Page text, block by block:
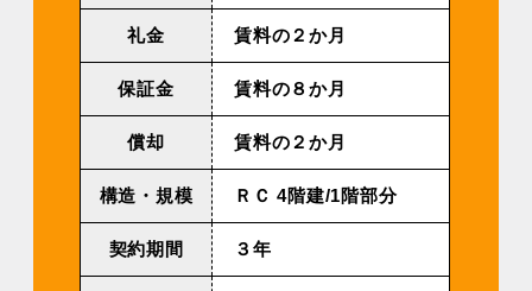
礼金 賃料の２か月
保証金 賃料の８か月
償却 賃料の２か月
構造・規模 ＲＣ 4階建/1階部分
契約期間 ３年